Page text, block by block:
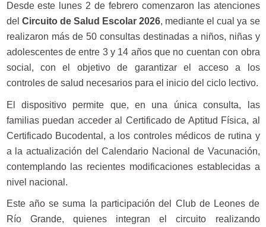
Desde este lunes 2 de febrero comenzaron las atenciones
del Circuito de Salud Escolar 2026, mediante el cual ya se
realizaron más de 50 consultas destinadas a niños, niñas y
adolescentes de entre 3 y 14 años que no cuentan con obra
social, con el objetivo de garantizar el acceso a los
controles de salud necesarios para el inicio del ciclo lectivo.
El dispositivo permite que, en una única consulta, las
familias puedan acceder al Certificado de Aptitud Física, al
Certificado Bucodental, a los controles médicos de rutina y
a la actualización del Calendario Nacional de Vacunación,
contemplando las recientes modificaciones establecidas a
nivel nacional.
Este año se suma la participación del Club de Leones de
Río Grande, quienes integran el circuito realizando